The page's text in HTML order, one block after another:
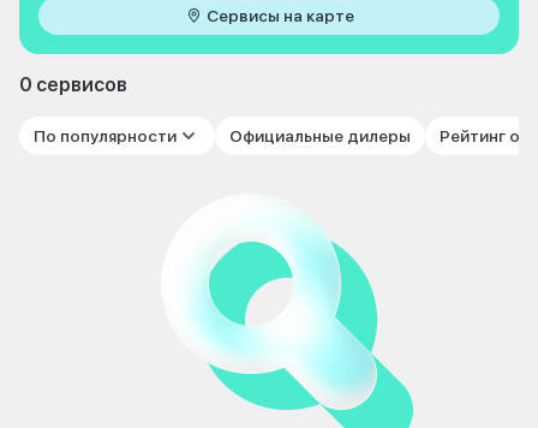
Сервисы на карте
0 сервисов
По популярности Официальные дилеры Рейтинг